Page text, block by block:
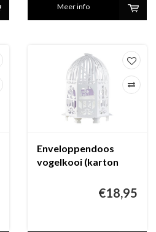
Meer info
Enveloppendoos
vogelkooi (karton
€18,95